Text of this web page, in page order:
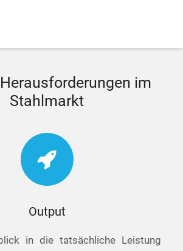
im
Stahlmarkt
Output
in die tatsächliche Leistung